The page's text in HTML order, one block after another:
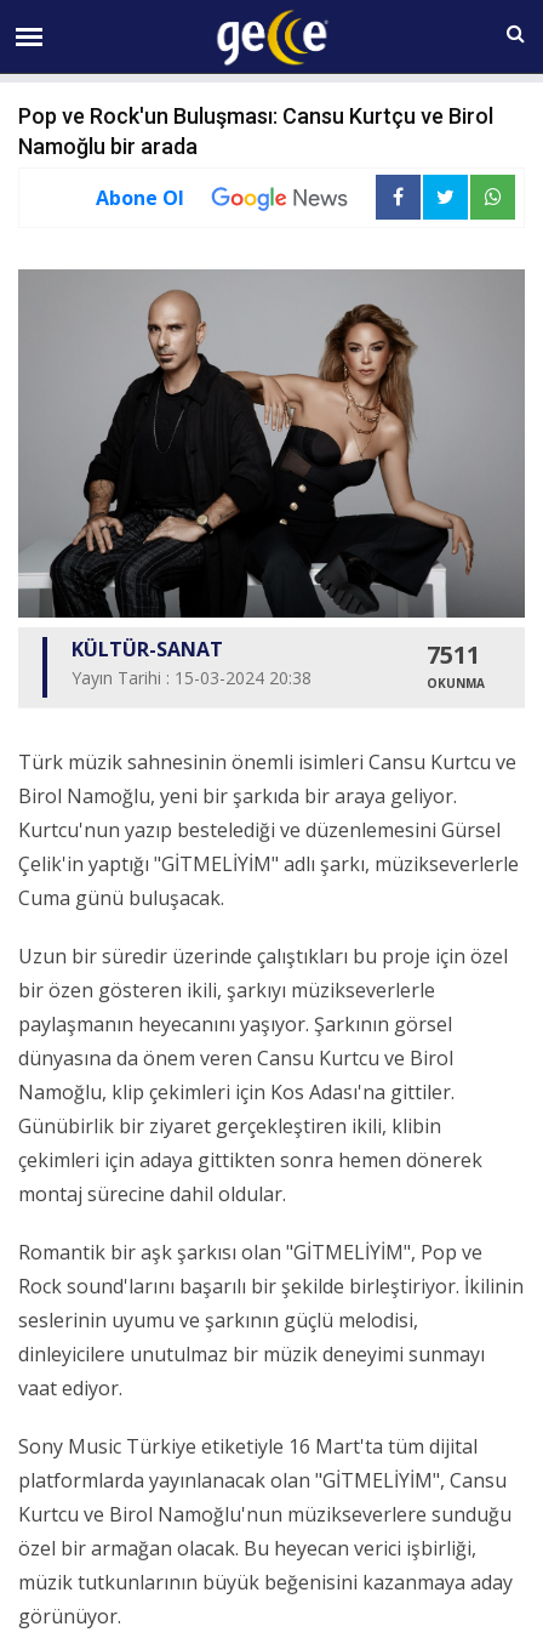
08 AĞUSTOS Cumartesi 13:27
Pop ve Rock'un Buluşması: Cansu Kurtçu ve Birol
Namoğlu bir arada
Abone Ol
KÜLTÜR-SANAT
Yayın Tarihi : 15-03-2024 20:38
7511
OKUNMA
Türk müzik sahnesinin önemli isimleri Cansu Kurtcu ve
Birol Namoğlu, yeni bir şarkıda bir araya geliyor.
Kurtcu'nun yazıp bestelediği ve düzenlemesini Gürsel
Çelik'in yaptığı "GİTMELİYİM" adlı şarkı, müzikseverlerle
Cuma günü buluşacak.
Uzun bir süredir üzerinde çalıştıkları bu proje için özel
bir özen gösteren ikili, şarkıyı müzikseverlerle
paylaşmanın heyecanını yaşıyor. Şarkının görsel
dünyasına da önem veren Cansu Kurtcu ve Birol
Namoğlu, klip çekimleri için Kos Adası'na gittiler.
Günübirlik bir ziyaret gerçekleştiren ikili, klibin
çekimleri için adaya gittikten sonra hemen dönerek
montaj sürecine dahil oldular.
Romantik bir aşk şarkısı olan "GİTMELİYİM", Pop ve
Rock sound'larını başarılı bir şekilde birleştiriyor. İkilinin
seslerinin uyumu ve şarkının güçlü melodisi,
dinleyicilere unutulmaz bir müzik deneyimi sunmayı
vaat ediyor.
Sony Music Türkiye etiketiyle 16 Mart'ta tüm dijital
platformlarda yayınlanacak olan "GİTMELİYİM", Cansu
Kurtcu ve Birol Namoğlu'nun müzikseverlere sunduğu
özel bir armağan olacak. Bu heyecan verici işbirliği,
müzik tutkunlarının büyük beğenisini kazanmaya aday
görünüyor.